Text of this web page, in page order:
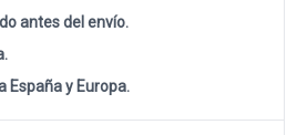
antes del envío.
España y Europa.